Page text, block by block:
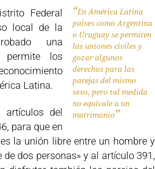
En América Latina
países como Argentina
o Uruguay se permiten
las uniones civiles y
gozar algunos
derechos para las
parejas del mismo
sexo, pero tal medida
no equivale a un
matrimonio
Federal
local de la
una
permite los
Latina.
del
para que en
la unión libre entre un hombre y
dos personas» y al artículo 391,